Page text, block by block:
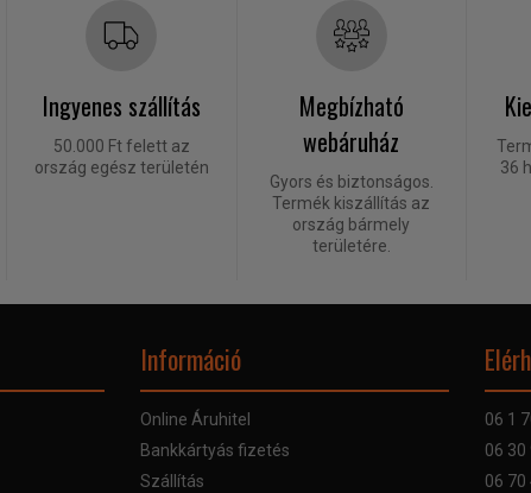
Ingyenes szállítás
50.000 Ft felett az
ország egész területén
Megbízható
webáruház
Gyors és biztonságos.
Termék kiszállítás az
ország bármely
területére.
36
Információ
Online Áruhitel
Bankkártyás fizetés
Szállítás
06 1
06 30
06 70